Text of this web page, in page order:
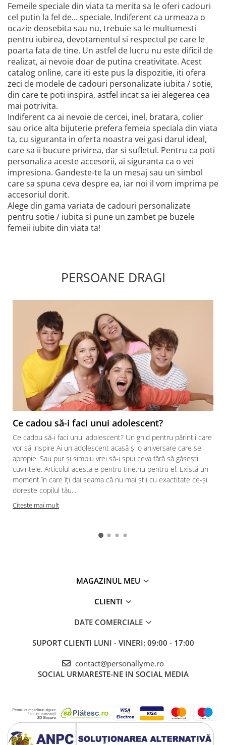
Femeile speciale din viata ta merita sa le oferi cadouri
cel putin la fel de... speciale. Indiferent ca urmeaza o
ocazie deosebita sau nu, trebuie sa le multumesti
pentru iubirea, devotamentul si respectul pe care le
poarta fata de tine. Un astfel de lucru nu este dificil de
realizat, ai nevoie doar de putina creativitate. Acest
catalog online, care iti este pus la dispozitie, iti ofera
zeci de modele de cadouri personalizate iubita / sotie,
din care te poti inspira, astfel incat sa iei alegerea cea
mai potrivita.
Indiferent ca ai nevoie de cercei, inel, bratara, colier
sau orice alta bijuterie prefera femeia speciala din viata
ta, cu siguranta in oferta noastra vei gasi darul ideal,
care sa ii bucure privirea, dar si sufletul. Pentru ca poti
personaliza aceste accesorii, ai siguranta ca o vei
impresiona. Gandeste-te la un mesaj sau un simbol
care sa spuna ceva despre ea, iar noi il vom imprima pe
accesoriul dorit.
Alege din gama variata de cadouri personalizate
pentru sotie / iubita si pune un zambet pe buzele
femeii iubite din viata ta!
PERSOANE DRAGI
Ce cadou să-i faci unui adolescent?
Ce cadou să-i faci unui adolescent? Un ghid pentru părinții care
vor să inspire Ai un adolescent acasă și o aniversare care se
apropie. Sau pur și simplu vrei să-i spui ceva fără să găsești
cuvintele. Articolul acesta e pentru tine,nu pentru el. Există un
moment în care îți dai seama că nu mai știi cu exactitate ce-și
dorește copilul tău....
Citeste mai mult
MAGAZINUL MEU
CLIENTI
DATE COMERCIALE
SUPORT CLIENTI LUNI - VINERI: 09:00 - 17:00
contact@personallyme.ro
SOCIAL URMARESTE-NE IN SOCIAL MEDIA